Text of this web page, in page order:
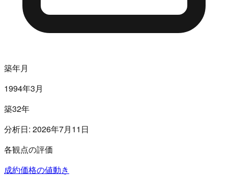
築年月
1994年3月
築32年
分析日: 2026年7月11日
各観点の評価
成約価格の値動き